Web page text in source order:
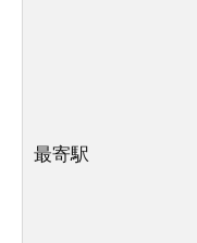
最寄駅